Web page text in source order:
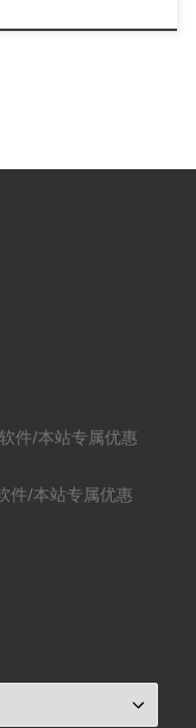
件/本站专属优惠
件/本站专属优惠